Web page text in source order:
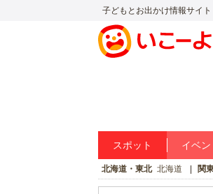
子どもとお出かけ情報サイ
スポット イベン
北海道・東北 北海道 関